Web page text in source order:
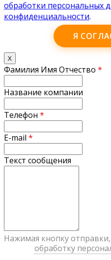
обработки персональных
конфиденциальности.
Я
X
Фамилия Имя Отчество *
Название компании
Телефон *
E-mail *
Текст сообщения
Нажимая кнопку
обработку